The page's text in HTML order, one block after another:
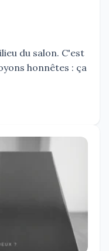
du salon. C'est
honnêtes : ça